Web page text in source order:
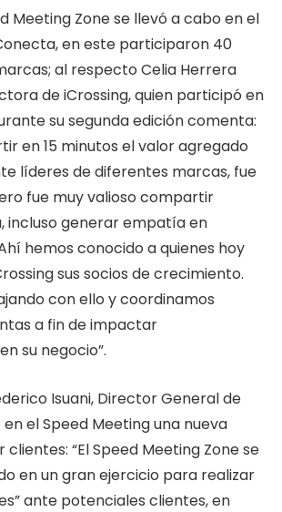
Meeting Zone se llevó a cabo en el
en este participaron 40
al respecto Celia Herrera
de iCrossing, quien participó en
su segunda edición comenta:
en 15 minutos el valor agregado
líderes de diferentes marcas, fue
fue muy valioso compartir
incluso generar empatía en
hemos conocido a quienes hoy
sus socios de crecimiento.
con ello y coordinamos
a fin de impactar
su negocio”.
Isuani, Director General de
en el Speed Meeting una nueva
“El Speed Meeting Zone se
en un gran ejercicio para realizar
ante potenciales clientes, en